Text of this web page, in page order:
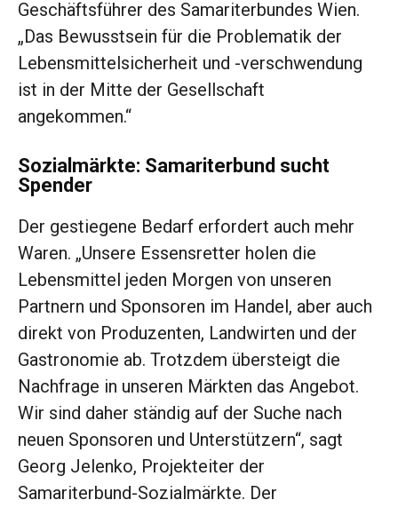
Geschäftsführer des Samariterbundes Wien.
„Das Bewusstsein für die Problematik der
Lebensmittelsicherheit und -verschwendung
ist in der Mitte der Gesellschaft
angekommen.“
Sozialmärkte: Samariterbund sucht
Spender
Der gestiegene Bedarf erfordert auch mehr
Waren. „Unsere Essensretter holen die
Lebensmittel jeden Morgen von unseren
Partnern und Sponsoren im Handel, aber auch
direkt von Produzenten, Landwirten und der
Gastronomie ab. Trotzdem übersteigt die
Nachfrage in unseren Märkten das Angebot.
Wir sind daher ständig auf der Suche nach
neuen Sponsoren und Unterstützern“, sagt
Georg Jelenko, Projekteiter der
Samariterbund-Sozialmärkte. Der